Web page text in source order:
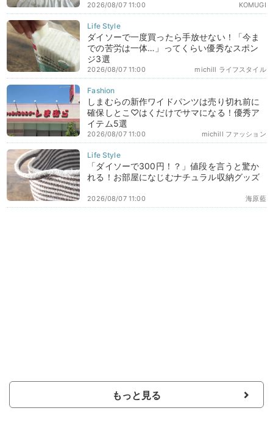
KOMUGI
2026/08/07 11:00
ダイソーで一度買ったら手放せない！「今ま
での苦労は一体…」ってくらい優秀なスポン
ジ3選
michill ライフスタイル
2026/08/07 11:00
しまむらの新作ワイドパンツは売り切れ前に
確保しとこ♡はくだけでサマになる！優秀ア
イテム5選
michill ファッション
2026/08/07 11:00
「ダイソーで300円！？」値段を言うと驚か
れる！お部屋になじむナチュラル収納グッズ
海原藍
2026/08/07 11:00
もっと見る